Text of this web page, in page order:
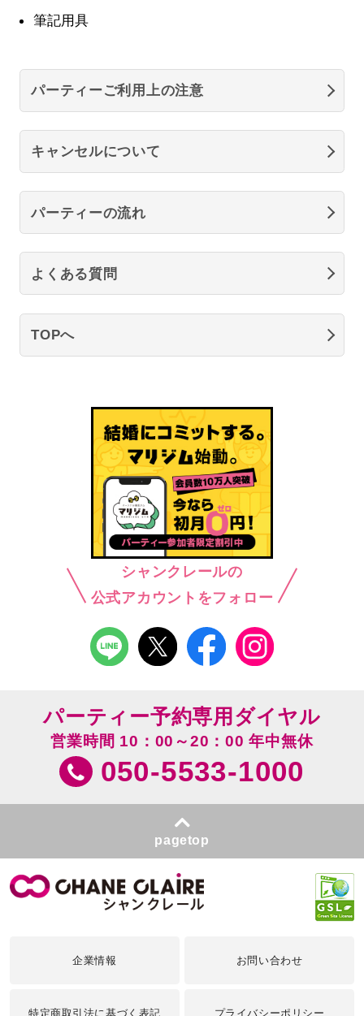
筆記用具
パーティーご利用上の注意
キャンセルについて
パーティーの流れ
よくある質問
TOPへ
シャンクレールの
公式アカウントをフォロー
パーティー予約専用ダイヤル
営業時間 10：00～20：00 年中無休
050-5533-1000
pagetop
企業情報 お問い合わせ
特定商取引法に基づく表記 プライバシーポリシー